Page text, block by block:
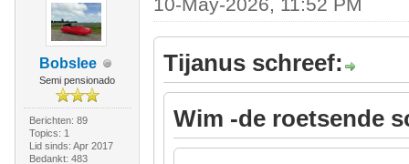
Bobslee
Semi pensionado
Berichten: 89
Topics: 1
Lid sinds: Apr 2017
Bedankt: 483
Tijanus schreef:
Wim -de roetsende